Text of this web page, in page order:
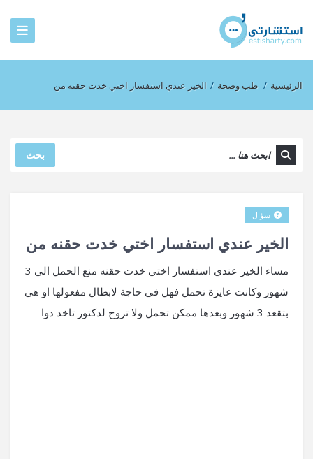
الرئيسية / طب وصحة / الخير عندي استفسار اختي خدت حقنه من
بحث
الخير عندي استفسار اختي خدت حقنه من
سؤال
مساء الخير عندي استفسار اختي خدت حقنه منع الحمل الي 3
شهور وكانت عايزة تحمل فهل في حاجة لابطال مفعولها او هي
بتقعد 3 شهور وبعدها ممكن تحمل ولا تروح لدكتور تاخد دوا